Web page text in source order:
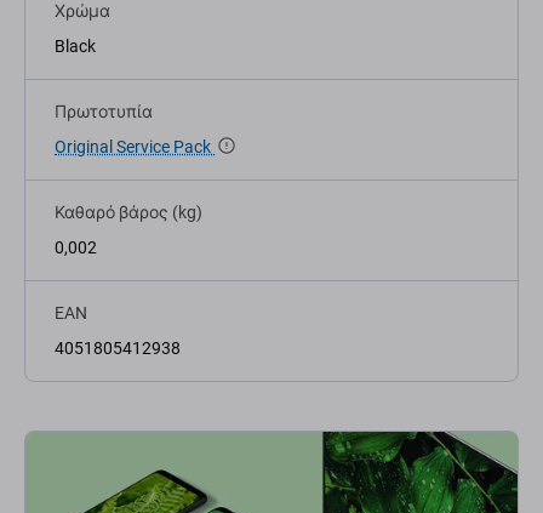
Χρώμα
Black
Πρωτοτυπία
Original Service Pack
Καθαρό βάρος (kg)
0,002
EAN
4051805412938